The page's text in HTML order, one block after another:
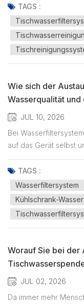
metallisch, fade oder
sieht das Wasser
TAGS :
Wie sich der
Wasserqualität
auswirkt
JUL 10, 2026
Bei
auf das Gerät selbst
Beachtung.
das Herzstück des
unerwünschte Stoffe
TAGS :
Wasserfiltersystem
Kühlschrank-
Worauf Sie bei der
JUL 02, 2026
Da immer mehr